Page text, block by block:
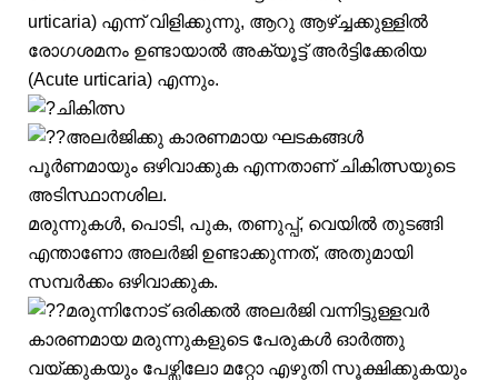
urticaria) എന്ന് വിളിക്കുന്നു, ആറു ആഴ്ച്ചക്കുള്ളിൽ
രോഗശമനം ഉണ്ടായാൽ അക്യൂട്ട് അർട്ടിക്കേരിയ
(Acute urticaria) എന്നും.
ചികിത്സ
അലർജിക്കു കാരണമായ ഘടകങ്ങൾ
പൂർണമായും ഒഴിവാക്കുക എന്നതാണ് ചികിത്സയുടെ
അടിസ്ഥാനശില.
മരുന്നുകൾ, പൊടി, പുക, തണുപ്പ്, വെയിൽ തുടങ്ങി
എന്താണോ അലർജി ഉണ്ടാക്കുന്നത്, അതുമായി
സമ്പർക്കം ഒഴിവാക്കുക.
മരുന്നിനോട് ഒരിക്കൽ അലർജി വന്നിട്ടുള്ളവർ
കാരണമായ മരുന്നുകളുടെ പേരുകൾ ഓർത്തു
വയ്ക്കുകയും പേഴ്സിലോ മറ്റോ എഴുതി സൂക്ഷിക്കുകയും